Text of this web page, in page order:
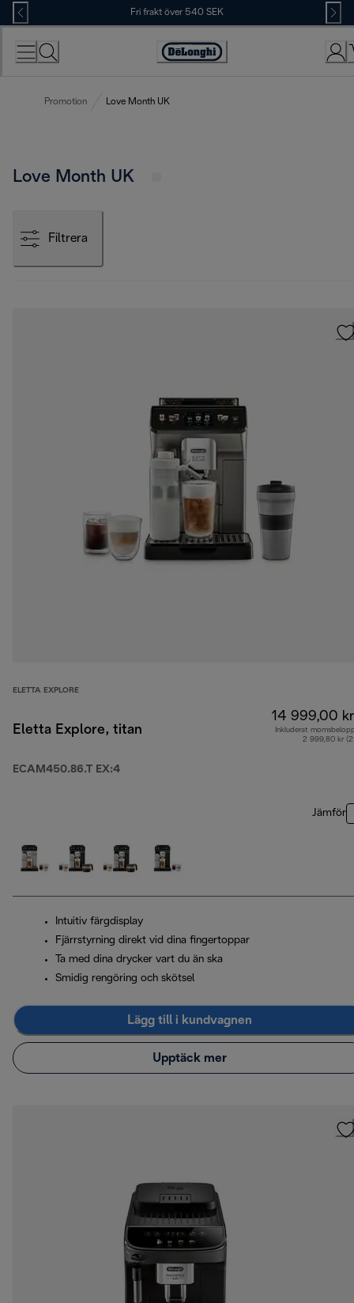
Skip
to
Content
Fri frakt över 540 SEK
Accessibility
Promotion Love Month UK
Love Month UK
Filtrera
ELETTA EXPLORE
Eletta Explore, titan
ECAM450.86.T EX:4
14 999,00 kr
Inkluderat
2 999,80 kr
Jämför
Intuitiv färgdisplay
Fjärrstyrning direkt vid dina fingertoppar
Ta med dina drycker vart du än ska
Smidig rengöring och skötsel
Lägg till i kundvagnen
Upptäck mer